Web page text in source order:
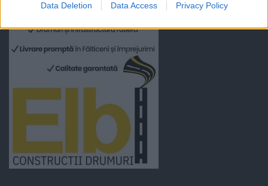
Data Deletion Data Access Privacy Policy